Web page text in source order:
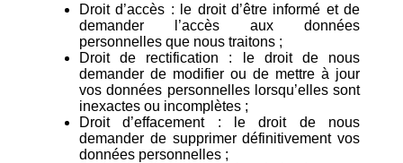
Droit d’accès : le droit d’être informé et de
demander l’accès aux données
personnelles que nous traitons ;
Droit de rectification : le droit de nous
demander de modifier ou de mettre à jour
vos données personnelles lorsqu’elles sont
inexactes ou incomplètes ;
Droit d’effacement : le droit de nous
demander de supprimer définitivement vos
données personnelles ;